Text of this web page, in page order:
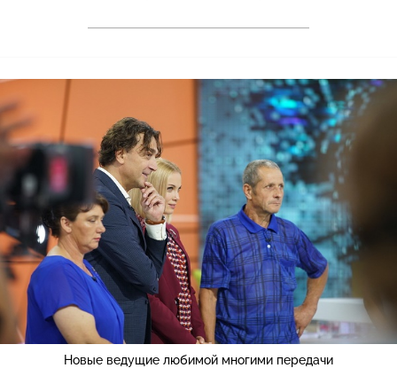
Новые ведущие любимой многими передачи